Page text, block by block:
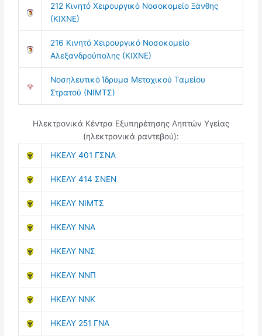
212 Κινητό Χειρουργικό Νοσοκομείο Ξάνθης
(ΚΙΧΝΕ)
216 Κινητό Χειρουργικό Νοσοκομείο
Αλεξανδρούπολης (ΚΙΧΝΕ)
Νοσηλευτικό Ίδρυμα Μετοχικού Ταμείου
Στρατού (ΝΙΜΤΣ)
Ηλεκτρονικά Κέντρα Εξυπηρέτησης Ληπτών Υγείας
(ηλεκτρονικά ραντεβού):
ΗΚΕΛΥ 401 ΓΣΝΑ
ΗΚΕΛΥ 414 ΣΝΕΝ
ΗΚΕΛΥ ΝΙΜΤΣ
ΗΚΕΛΥ ΝΝΑ
ΗΚΕΛΥ ΝΝΣ
ΗΚΕΛΥ ΝΝΠ
ΗΚΕΛΥ ΝΝΚ
ΗΚΕΛΥ 251 ΓΝΑ